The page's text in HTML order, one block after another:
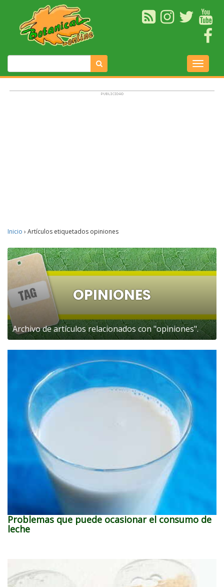
Inicio › Artículos etiquetados opiniones
OPINIONES
Archivo de artículos relacionados con "opiniones".
Problemas que puede ocasionar el consumo de
leche